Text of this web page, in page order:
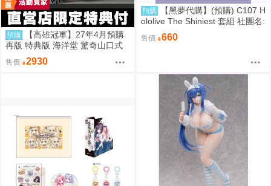
預購
【高雄冠軍】27年4月預購
再版 特典版 海洋堂 驚奇山口式
黑色戰衣蜘蛛人 共生體蜘蛛人 免
訂金0928
售價 2930
預購
【黑夢代購】(預購) C107 H
ololive The Shiniest 套組 社團名:
にゃろめのちゅーる 繪師:にゃろ
め
售價 660